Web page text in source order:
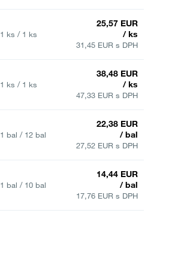
1 ks / 1 ks
25,57 EUR
/ ks
31,45 EUR s DPH
1 ks / 1 ks
38,48 EUR
/ ks
47,33 EUR s DPH
1 bal / 12 bal
22,38 EUR
/ bal
27,52 EUR s DPH
1 bal / 10 bal
14,44 EUR
/ bal
17,76 EUR s DPH